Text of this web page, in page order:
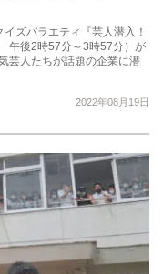
ズバラエティ『芸人潜入！
午後2時57分～3時57分）が
芸人たちが話題の企業に潜
2022年08月19日